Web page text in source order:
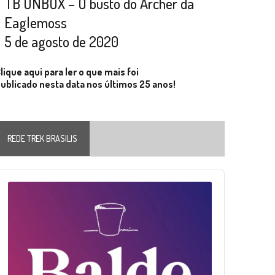
Eaglemoss
5 de agosto de 2020
aqui para ler o que mais foi
nesta data nos últimos 25 anos!
REDE TREK BRASILIS
Player